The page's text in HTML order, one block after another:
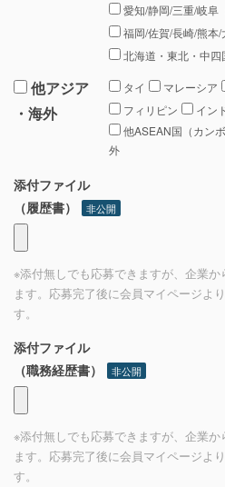
愛知/静岡/三重/岐阜
福岡/佐賀/長崎/熊本/
北海道・東北・中四
他アジア
・海外
タイ マレーシア
フィリピン
イン
他ASEAN国（カン
外
添付ファイル
（履歴書）
非公開
※添付無しでも応募できますが、企業
ます。応募完了後に会員マイページよ
す。
添付ファイル
（職務経歴書）
非公開
※添付無しでも応募できますが、企業
ます。応募完了後に会員マイページよ
す。